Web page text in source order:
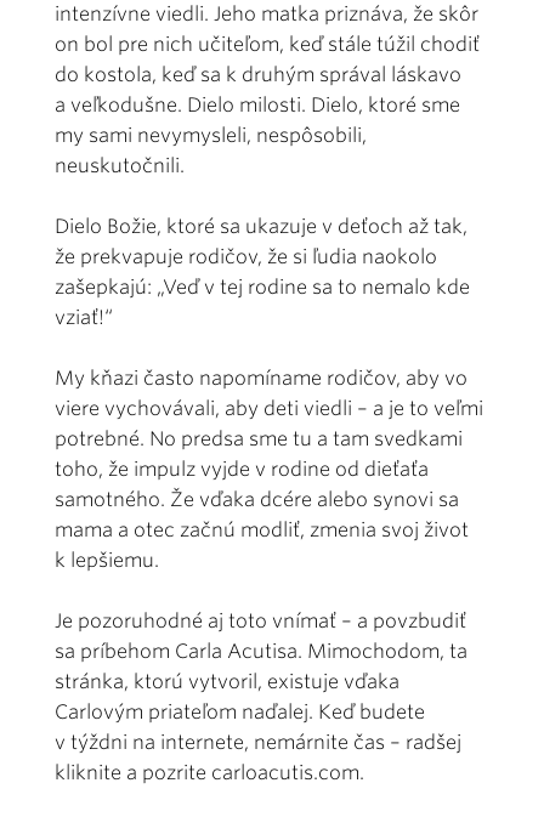
intenzívne viedli. Jeho matka priznáva, že skôr
on bol pre nich učiteľom, keď stále túžil chodiť
do kostola, keď sa k druhým správal láskavo
a veľkodušne. Dielo milosti. Dielo, ktoré sme
my sami nevymysleli, nespôsobili,
neuskutočnili.
Dielo Božie, ktoré sa ukazuje v deťoch až tak,
že prekvapuje rodičov, že si ľudia naokolo
zašepkajú: „Veď v tej rodine sa to nemalo kde
vziať!“
My kňazi často napomíname rodičov, aby vo
viere vychovávali, aby deti viedli – a je to veľmi
potrebné. No predsa sme tu a tam svedkami
toho, že impulz vyjde v rodine od dieťaťa
samotného. Že vďaka dcére alebo synovi sa
mama a otec začnú modliť, zmenia svoj život
k lepšiemu.
Je pozoruhodné aj toto vnímať – a povzbudiť
sa príbehom Carla Acutisa. Mimochodom, ta
stránka, ktorú vytvoril, existuje vďaka
Carlovým priateľom naďalej. Keď budete
v týždni na internete, nemárnite čas – radšej
kliknite a pozrite carloacutis.com.